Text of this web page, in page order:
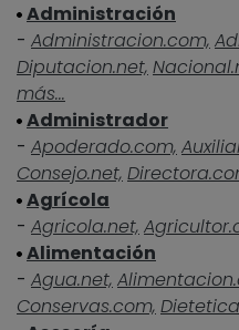
Administración
- Administracion.com,
Diputacion.net,
más...
Administrador
- Apoderado.com,
Consejo.net,
Agrícola
- Agricola.net,
Alimentación
- Agua.net,
Conservas.com,